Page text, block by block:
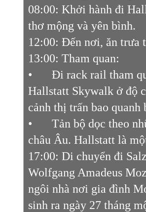
08:00: Khởi hành đi
thơ mộng và yên bình.
12:00: Đến nơi, ăn trưa
13:00: Tham quan:
•
Đi rack rail tham
Hallstatt Skywalk ở độ
cảnh thị trấn bao
•
Tản bộ dọc theo
châu Âu. Hallstatt là
17:00: Di chuyển đi
Wolfgang Amadeus
ngôi nhà nơi gia đình
sinh ra ngày 27 tháng